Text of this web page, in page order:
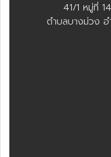
41/1 หมู่ที่
ตำบลบางม่วง อ